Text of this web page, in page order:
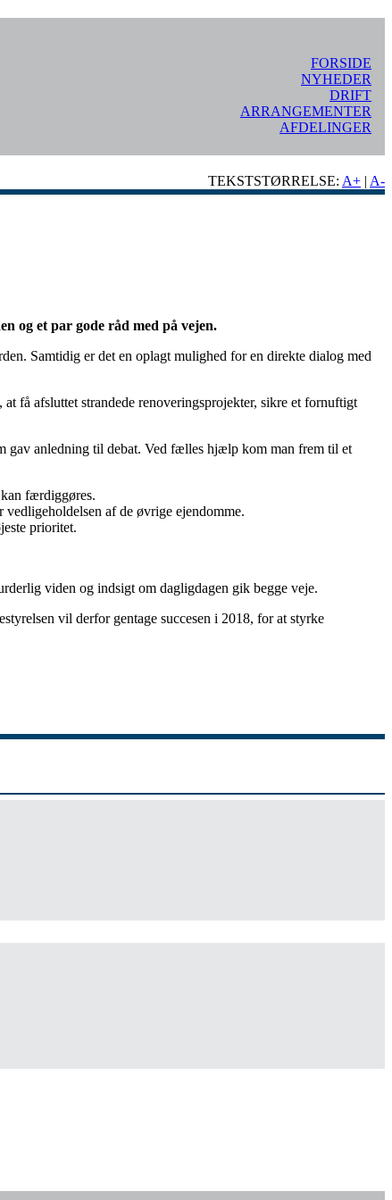
FORSIDE
NYHEDER
DRIFT
ARRANGEMENTER
AFDELINGER
TEKSTSTØRRELSE: A+ | A-
og et par gode råd med på vejen.
Samtidig er det en oplagt mulighed for en direkte dialog med
få afsluttet strandede renoveringsprojekter, sikre et fornuftigt
gav anledning til debat. Ved fælles hjælp kom man frem til et
færdiggøres.
vedligeholdelsen af de øvrige ejendomme.
prioritet.
viden og indsigt om dagligdagen gik begge veje.
vil derfor gentage succesen i 2018, for at styrke